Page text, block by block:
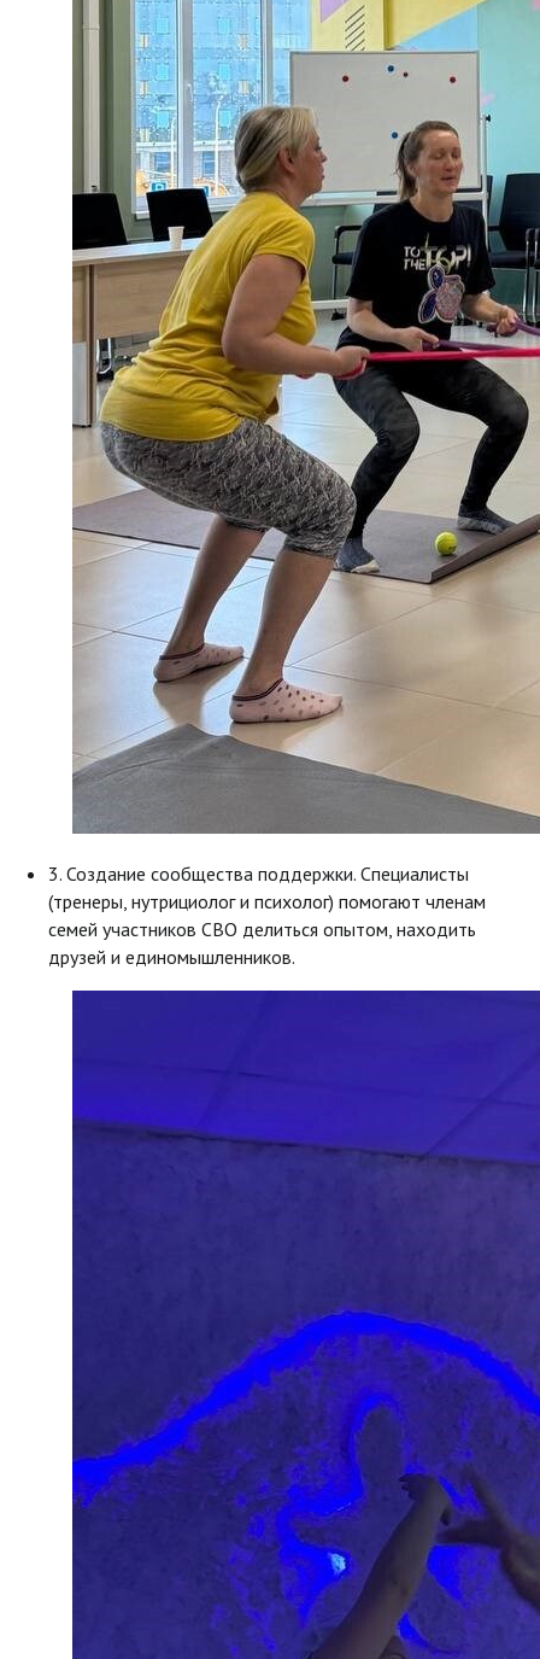
3. Создание сообщества поддержки. Специалисты
(тренеры, нутрициолог и психолог) помогают членам
семей участников СВО делиться опытом, находить
друзей и единомышленников.